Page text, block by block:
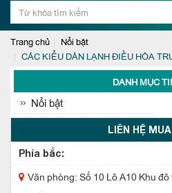
Trang chủ
Nổi bật
CÁC KIỂU DÀN LẠNH ĐIỀU HÒA
DANH MỤC
Nổi bật
LIÊN HỆ
Phía bắc:
Văn phòng: Số 10 Lô A10 Khu